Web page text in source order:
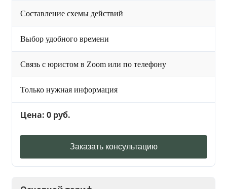
Составление схемы действий
Выбор удобного времени
Связь с юристом в Zoom или по телефону
Только нужная информация
Цена: 0 руб.
Заказать консультацию